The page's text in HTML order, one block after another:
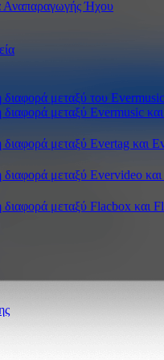
Ήχου
διαφορά μεταξύ του
διαφορά μεταξύ Evermusic
διαφορά μεταξύ Evertag και
διαφορά μεταξύ Evervideo
διαφορά μεταξύ Flacbox και